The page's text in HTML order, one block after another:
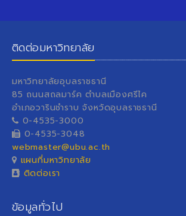
ติดต่อมหาวิทยาลัย
มหาวิทยาลัยอุบลราชธานี
85 ถนนสถลมาร์ค ตำบลเมืองศรีไค
อำเภอวารินชำราบ จังหวัดอุบลราชธานี
0-4535-3000
0-4535-3048
webmaster@ubu.ac.th
แผนที่มหาวิทยาลัย
ติดต่อเรา
ข้อมูลทั่วไป